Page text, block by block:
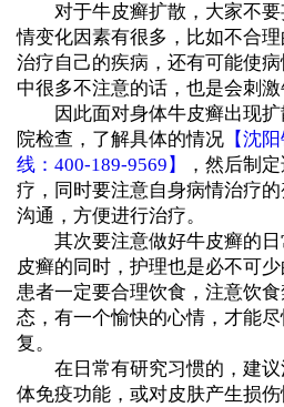
对于牛皮癣扩散，大家不要
情变化因素有很多，比如不合
治疗自己的疾病，还有可能使
中很多不注意的话，也是会刺激
因此面对身体牛皮癣出现扩
院检查，了解具体的情况【沈
线：400-189-9569】
，然后制
疗，同时要注意自身病情治疗
沟通，方便进行治疗。
其次要注意做好牛皮癣的日
皮癣的同时，护理也是必不可
患者一定要合理饮食，注意饮
态，有一个愉快的心情，才能
复。
在日常有研究习惯的，建议
体免疫功能，或对皮肤产生损